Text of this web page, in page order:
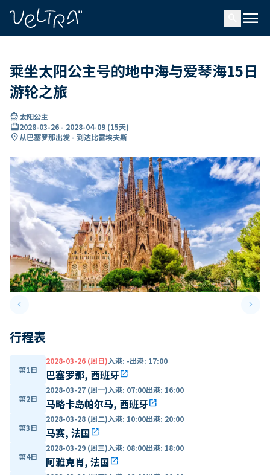
menu
乘坐太阳公主号的地中海与爱琴海15日
游轮之旅
directions_boat太阳公主
card_travel2028-03-26 - 2028-04-09 (15天)
location_on从巴塞罗那出发 - 到达比雷埃夫斯
keyboard_arrow_leftPrevious slide keyboard_arrow_right
行程表
第1日
2028-03-26 (周日)入港: -出港: 17:00
巴塞罗那, 西班牙open_in_new
第2日
2028-03-27 (周一)入港: 07:00出港: 16:00
马略卡岛帕尔马, 西班牙open_in_new
第3日
2028-03-28 (周二)入港: 10:00出港: 20:00
马赛, 法国open_in_new
第4日
2028-03-29 (周三)入港: 08:00出港: 18:00
阿雅克肖, 法国open_in_new